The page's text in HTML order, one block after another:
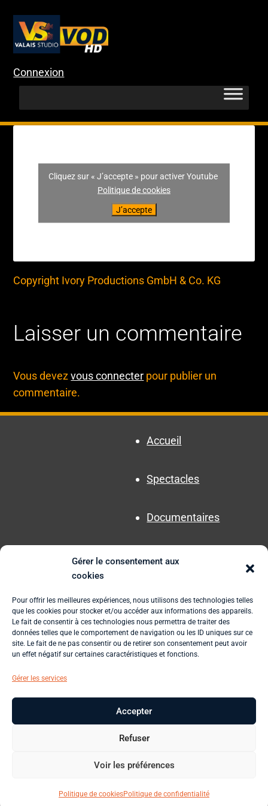
Gérer le consentement aux
cookies
Pour offrir les meilleures expériences, nous utilisons des technologies telles
que les cookies pour stocker et/ou accéder aux informations des appareils.
Le fait de consentir à ces technologies nous permettra de traiter des
données telles que le comportement de navigation ou les ID uniques sur ce
site. Le fait de ne pas consentir ou de retirer son consentement peut avoir
un effet négatif sur certaines caractéristiques et fonctions.
Gérer les services
Accepter
Refuser
Voir les préférences
Politique de cookiesPolitique de confidentialité
Nouveauté! Vous pouvez désormais acheter des
Connexion
Cliquez sur « J’accepte » pour activer Youtube
Politique de cookies
J’accepte
Copyright Ivory Productions GmbH & Co. KG
Laisser un commentaire
Vous devezvous connecter pour publier un
commentaire.
Accueil
Spectacles
Documentaires
Mon compte
Contact